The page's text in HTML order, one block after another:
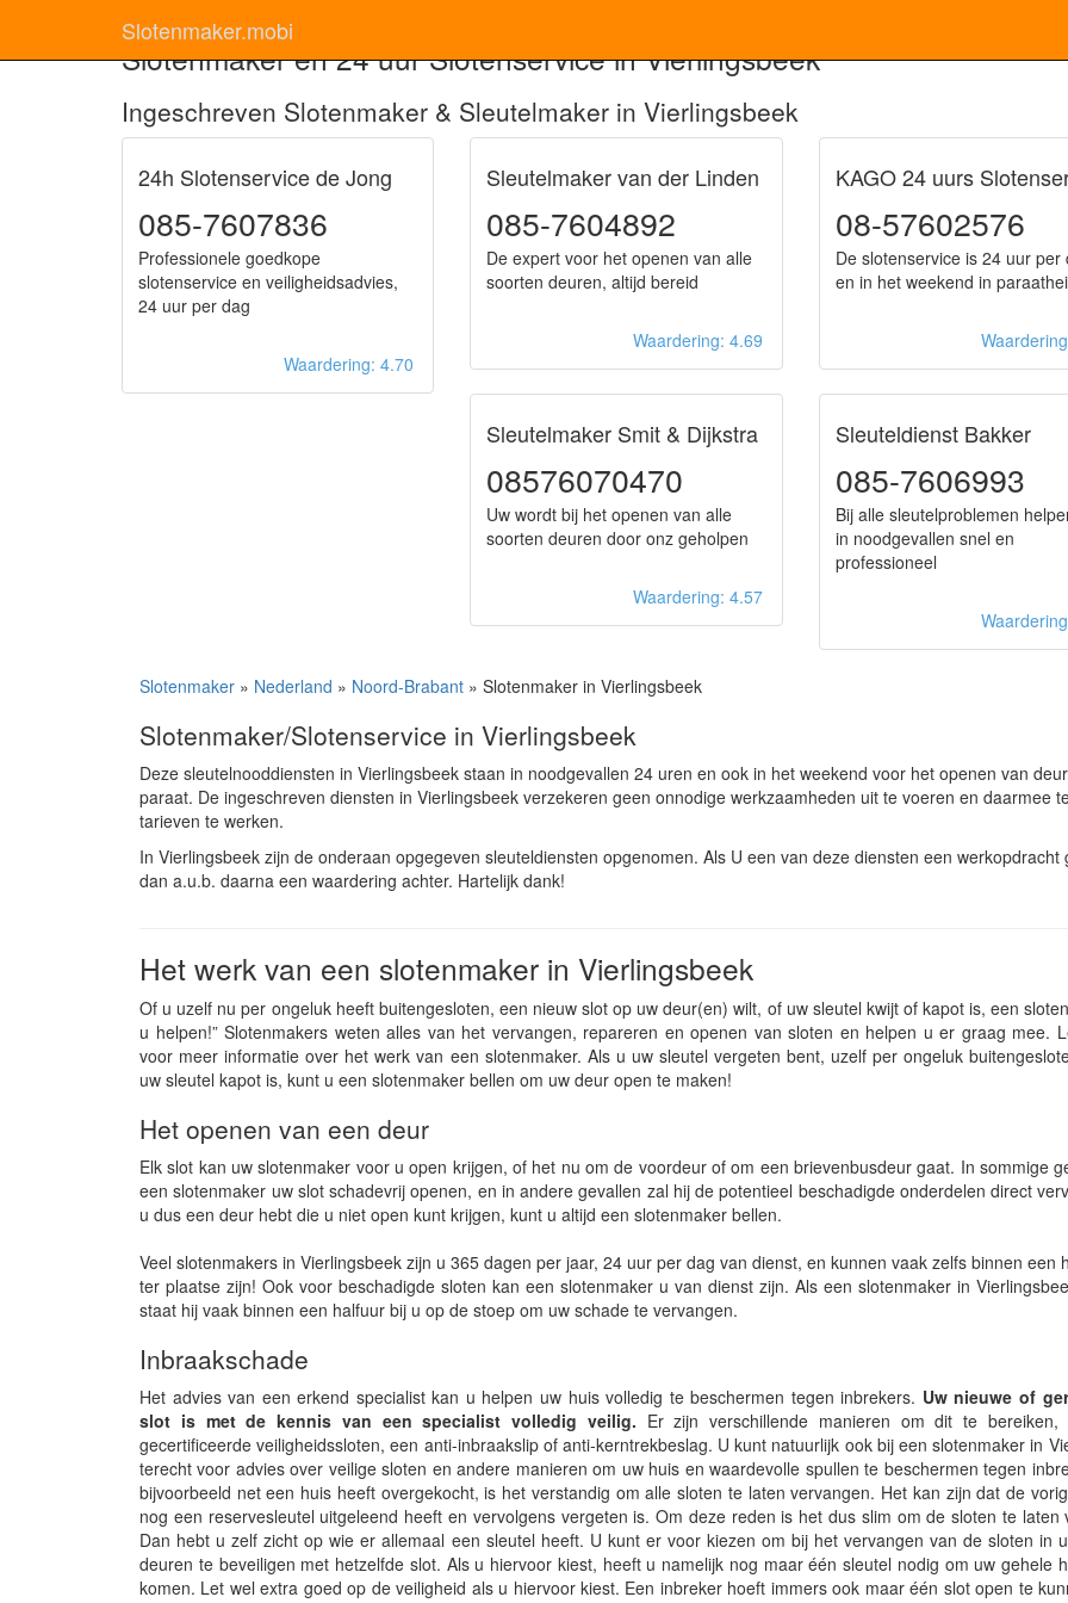
Slotenmaker.mobi
Slotenmaker en 24 uur Slotenservice in Vierlingsbeek
Ingeschreven Slotenmaker & Sleutelmaker in Vierlingsbeek
24h Slotenservice de Jong
085-7607836
Professionele goedkope
slotenservice en veiligheidsadvies,
24 uur per dag
Waardering: 4.70
Sleutelmaker van der Linden
085-7604892
De expert voor het openen van alle
soorten deuren, altijd bereid
Waardering: 4.69
KAGO 24 uurs
08-57602576
De slotenservice is 24 uur per
en in het weekend in
Sleutelmaker Smit & Dijkstra
08576070470
Uw wordt bij het openen van alle
soorten deuren door onz geholpen
Waardering: 4.57
Sleuteldienst Bakker
085-7606993
Bij alle sleutelproblemen
in noodgevallen snel en
professioneel
Slotenmaker » Nederland » Noord-Brabant » Slotenmaker in Vierlingsbeek
Slotenmaker/Slotenservice in Vierlingsbeek
Deze sleutelnooddiensten in Vierlingsbeek staan in noodgevallen 24 uren en ook in het weekend voor het openen van
paraat. De ingeschreven diensten in Vierlingsbeek verzekeren geen onnodige werkzaamheden uit te voeren en daarmee
tarieven te werken.
In Vierlingsbeek zijn de onderaan opgegeven sleuteldiensten opgenomen. Als U een van deze diensten een werkopdracht
dan a.u.b. daarna een waardering achter. Hartelijk dank!
Het werk van een slotenmaker in Vierlingsbeek
Of u uzelf nu per ongeluk heeft buitengesloten, een nieuw slot op uw deur(en) wilt, of uw sleutel kwijt of kapot is, een
u helpen!” Slotenmakers weten alles van het vervangen, repareren en openen van sloten en helpen u er graag mee.
voor meer informatie over het werk van een slotenmaker. Als u uw sleutel vergeten bent, uzelf per ongeluk
uw sleutel kapot is, kunt u een slotenmaker bellen om uw deur open te maken!
Het openen van een deur
Elk slot kan uw slotenmaker voor u open krijgen, of het nu om de voordeur of om een brievenbusdeur gaat. In sommige
een slotenmaker uw slot schadevrij openen, en in andere gevallen zal hij de potentieel beschadigde onderdelen direct
u dus een deur hebt die u niet open kunt krijgen, kunt u altijd een slotenmaker bellen.
Veel slotenmakers in Vierlingsbeek zijn u 365 dagen per jaar, 24 uur per dag van dienst, en kunnen vaak zelfs binnen een
ter plaatse zijn! Ook voor beschadigde sloten kan een slotenmaker u van dienst zijn. Als een slotenmaker in
staat hij vaak binnen een halfuur bij u op de stoep om uw schade te vervangen.
Inbraakschade
Het advies van een erkend specialist kan u helpen uw huis volledig te beschermen tegen inbrekers. Uw nieuwe of
slot is met de kennis van een specialist volledig veilig. Er zijn verschillende manieren om dit te bereiken,
gecertificeerde veiligheidssloten, een anti-inbraakslip of anti-kerntrekbeslag. U kunt natuurlijk ook bij een slotenmaker in
terecht voor advies over veilige sloten en andere manieren om uw huis en waardevolle spullen te beschermen tegen
bijvoorbeeld net een huis heeft overgekocht, is het verstandig om alle sloten te laten vervangen. Het kan zijn dat de
nog een reservesleutel uitgeleend heeft en vervolgens vergeten is. Om deze reden is het dus slim om de sloten te laten
Dan hebt u zelf zicht op wie er allemaal een sleutel heeft. U kunt er voor kiezen om bij het vervangen van de sloten in
deuren te beveiligen met hetzelfde slot. Als u hiervoor kiest, heeft u namelijk nog maar één sleutel nodig om uw gehele
komen. Let wel extra goed op de veiligheid als u hiervoor kiest. Een inbreker hoeft immers ook maar één slot open te